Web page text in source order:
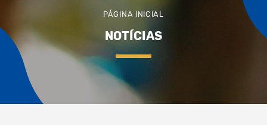
PÁGINA INICIAL
NOTÍCIAS